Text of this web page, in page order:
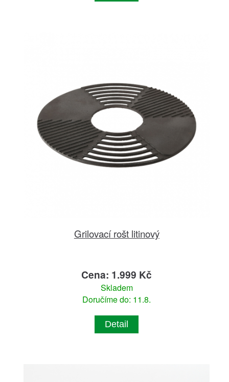
Grilovací rošt litinový
Cena: 1.999 Kč
Skladem
Doručíme do: 11.8.
Detail